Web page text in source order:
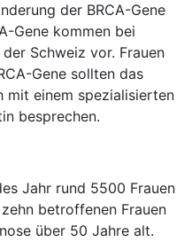
der BRCA-Gene
Gene kommen bei
Schweiz vor. Frauen
Gene sollten das
mit einem spezialisierten
besprechen.
Jahr rund 5500 Frauen
betroffenen Frauen
über 50 Jahre alt.